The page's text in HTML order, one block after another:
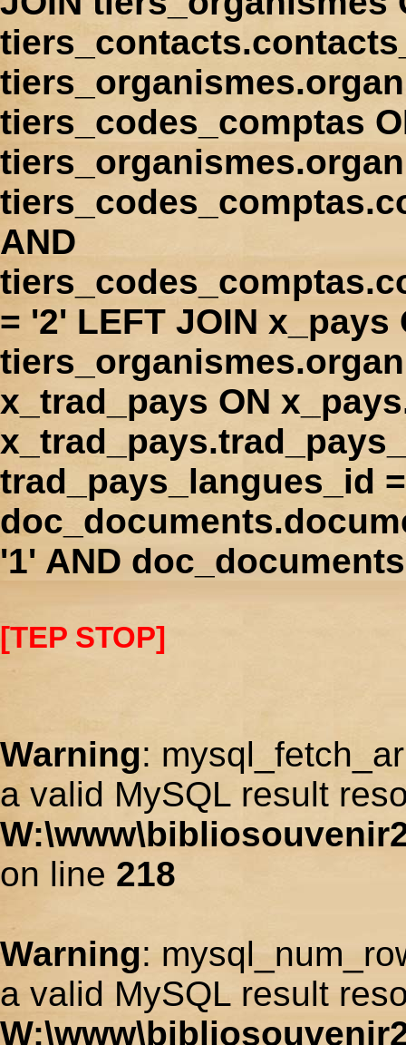
tiers_codes_comptas
AND
= '2' LEFT JOIN
x_trad_pays ON
trad_pays_langues_id
'1' AND
[TEP STOP]
Warning:
a valid MySQL result
on line 218
Warning:
a valid MySQL result